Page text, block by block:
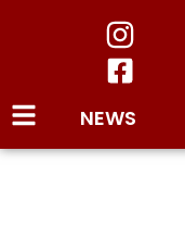
NEWS